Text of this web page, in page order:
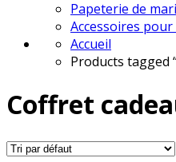
Papeterie de
Accessoires pour
Accueil
Products tagged
Coffret